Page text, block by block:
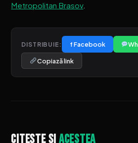
Metropolitan Brasov.
DISTRIBUIE: f Facebook
Copiază link
Citește și acestea